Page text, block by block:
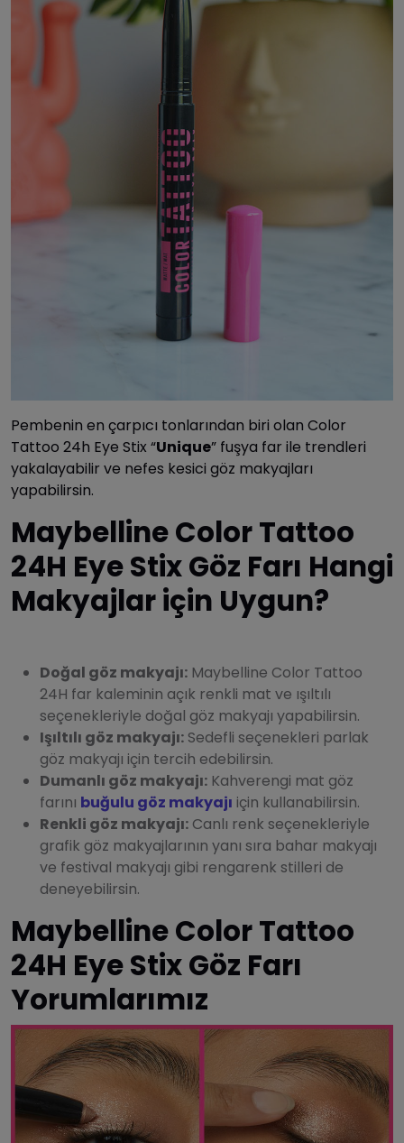
Pembenin en çarpıcı tonlarından biri olan Color
Tattoo 24h Eye Stix “Unique” fuşya far ile trendleri
yakalayabilir ve nefes kesici göz makyajları
yapabilirsin.
Maybelline Color Tattoo
24H Eye Stix Göz Farı Hangi
Makyajlar için Uygun?
Doğal göz makyajı: Maybelline Color Tattoo
24H far kaleminin açık renkli mat ve ışıltılı
seçenekleriyle doğal göz makyajı yapabilirsin.
Işıltılı göz makyajı: Sedefli seçenekleri parlak
göz makyajı için tercih edebilirsin.
Dumanlı göz makyajı: Kahverengi mat göz
farını buğulu göz makyajı için kullanabilirsin.
Renkli göz makyajı: Canlı renk seçenekleriyle
grafik göz makyajlarının yanı sıra bahar makyajı
ve festival makyajı gibi rengarenk stilleri de
deneyebilirsin.
Maybelline Color Tattoo
24H Eye Stix Göz Farı
Yorumlarımız